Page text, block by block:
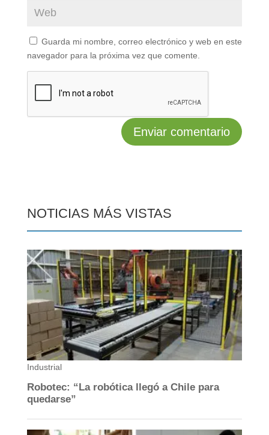
Guarda mi nombre, correo electrónico y web en este
navegador para la próxima vez que comente.
NOTICIAS MÁS VISTAS